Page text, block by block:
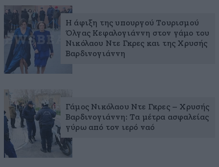
Η άφιξη της υπουργού Τουρισμού
Όλγας Κεφαλογιάννη στον γάμο του
Νικόλαου Ντε Γκρες και της Χρυσής
Βαρδινογιάννη
Γάμος Νικόλαου Ντε Γκρες – Χρυσής
Βαρδινογιάννη: Τα μέτρα ασφαλείας
γύρω από τον ιερό ναό